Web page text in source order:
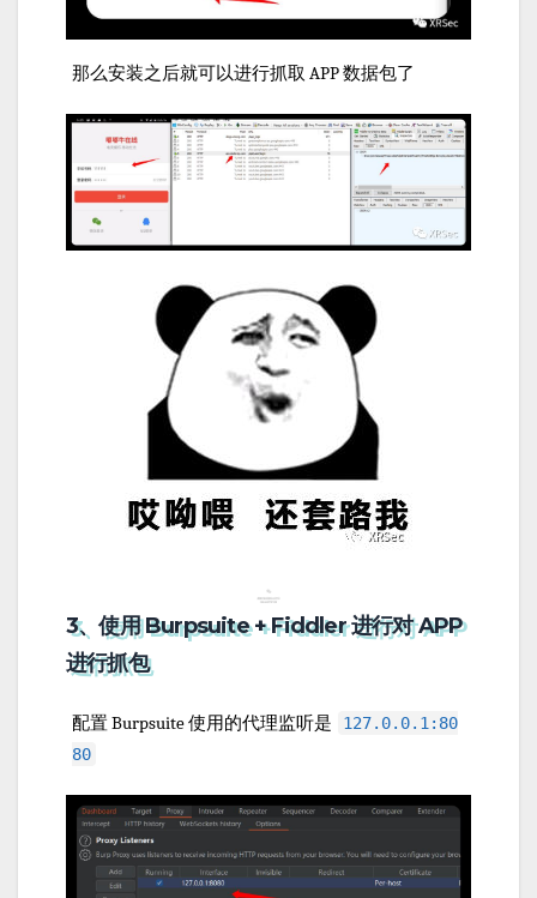
那么安装之后就可以进行抓取 APP 数据包了
3、使用 Burpsuite + Fiddler 进行对 APP
进行抓包
配置 Burpsuite 使用的代理监听是
127.0.0.1:80
80